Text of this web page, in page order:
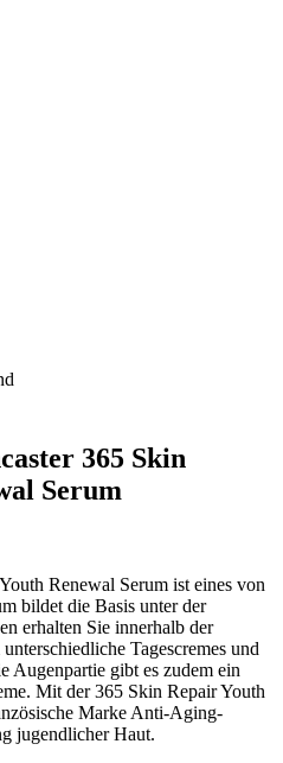
365 Skin
Serum
Renewal Serum ist eines von
bildet die Basis unter der
erhalten Sie innerhalb der
Tagescremes und
Augenpartie gibt es zudem ein
Mit der 365 Skin Repair Youth
Marke Anti-Aging-
jugendlicher Haut.